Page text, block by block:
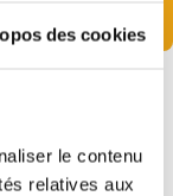
des cookies
le contenu
relatives aux